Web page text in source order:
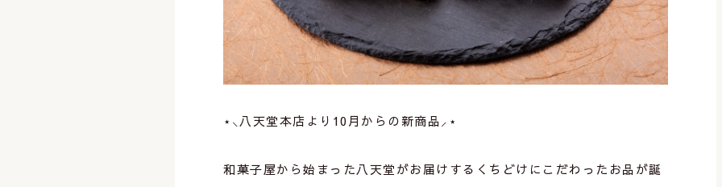
⋆⸜八天堂本店より10月からの新商品⸝‍⋆
和菓子屋から始まった八天堂がお届けするくちどけにこだわったお品が誕